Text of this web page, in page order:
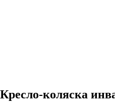
Кресло-коляска